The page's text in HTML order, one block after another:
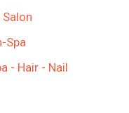
Salon
Spa
- Hair - Nail